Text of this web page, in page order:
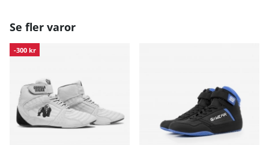
Se fler varor
-300 kr